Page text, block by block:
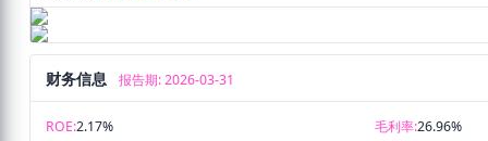
财务信息 报告期: 2026-03-31
ROE:2.17% 毛利率:26.96%